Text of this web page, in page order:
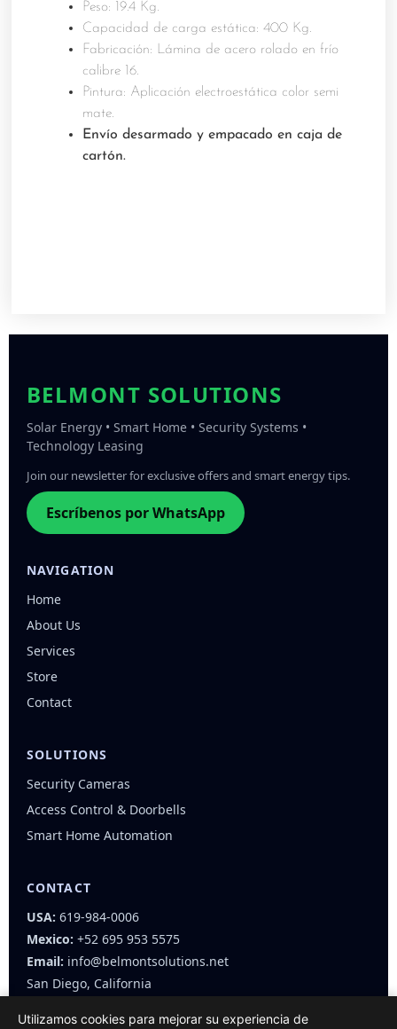
Peso: 19.4 Kg.
Capacidad de carga estática: 400 Kg.
Fabricación: Lámina de acero rolado en frío
calibre 16.
Pintura: Aplicación electroestática color semi
mate.
Envío desarmado y empacado en caja de
cartón.
BELMONT SOLUTIONS
Solar Energy • Smart Home • Security Systems •
Technology Leasing
Join our newsletter for exclusive offers and smart energy tips.
Escríbenos por WhatsApp
NAVIGATION
Home
About Us
Services
Store
Contact
SOLUTIONS
Security Cameras
Access Control & Doorbells
Smart Home Automation
CONTACT
USA: 619-984-0006
Mexico: +52 695 953 5575
Email: info@belmontsolutions.net
San Diego, California
Utilizamos cookies para mejorar su experiencia de